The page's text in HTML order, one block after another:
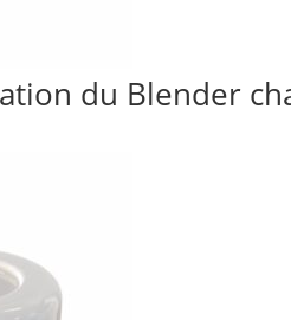
du Blender